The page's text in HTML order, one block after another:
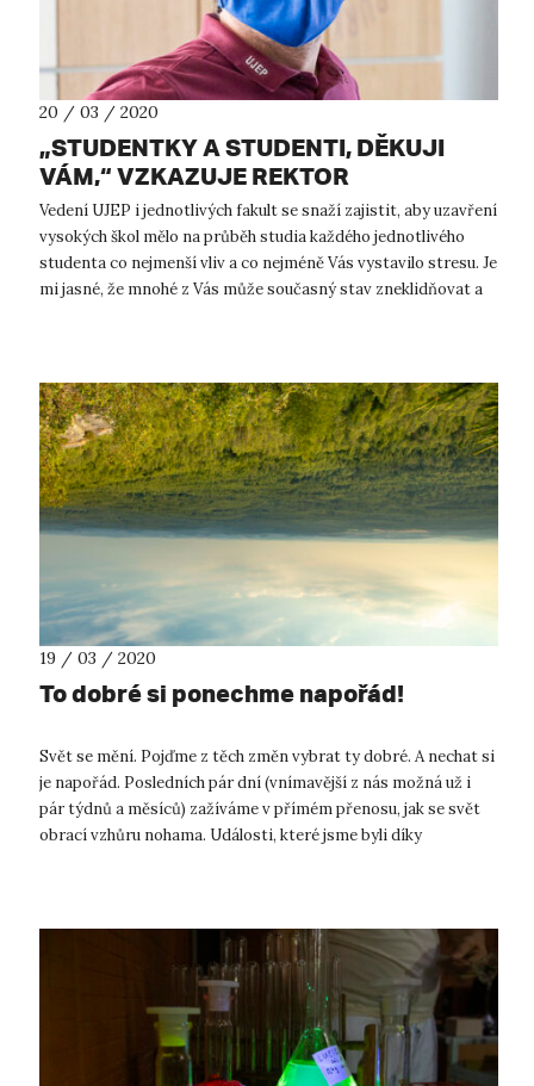
20 / 03 / 2020
„STUDENTKY A STUDENTI, DĚKUJI
VÁM,“ VZKAZUJE REKTOR
Vedení UJEP i jednotlivých fakult se snaží zajistit, aby uzavření
vysokých škol mělo na průběh studia každého jednotlivého
studenta co nejmenší vliv a co nejméně Vás vystavilo stresu. Je
mi jasné, že mnohé z Vás může současný stav zneklidňovat a
19 / 03 / 2020
To dobré si ponechme napořád!
Svět se mění. Pojďme z těch změn vybrat ty dobré. A nechat si
je napořád. Posledních pár dní (vnímavější z nás možná už i
pár týdnů a měsíců) zažíváme v přímém přenosu, jak se svět
obrací vzhůru nohama. Události, které jsme byli díky